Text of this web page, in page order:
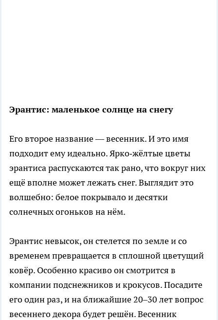
Эрантис: маленькое солнце на снегу
Его второе название — весенник. И это имя
подходит ему идеально. Ярко‑жёлтые цветы
эрантиса распускаются так рано, что вокруг них
ещё вполне может лежать снег. Выглядит это
волшебно: белое покрывало и десятки
солнечных огоньков на нём.
Эрантис невысок, он стелется по земле и со
временем превращается в сплошной цветущий
ковёр. Особенно красиво он смотрится в
компании подснежников и крокусов. Посадите
его один раз, и на ближайшие 20–30 лет вопрос
весеннего декора будет решён. Весенник